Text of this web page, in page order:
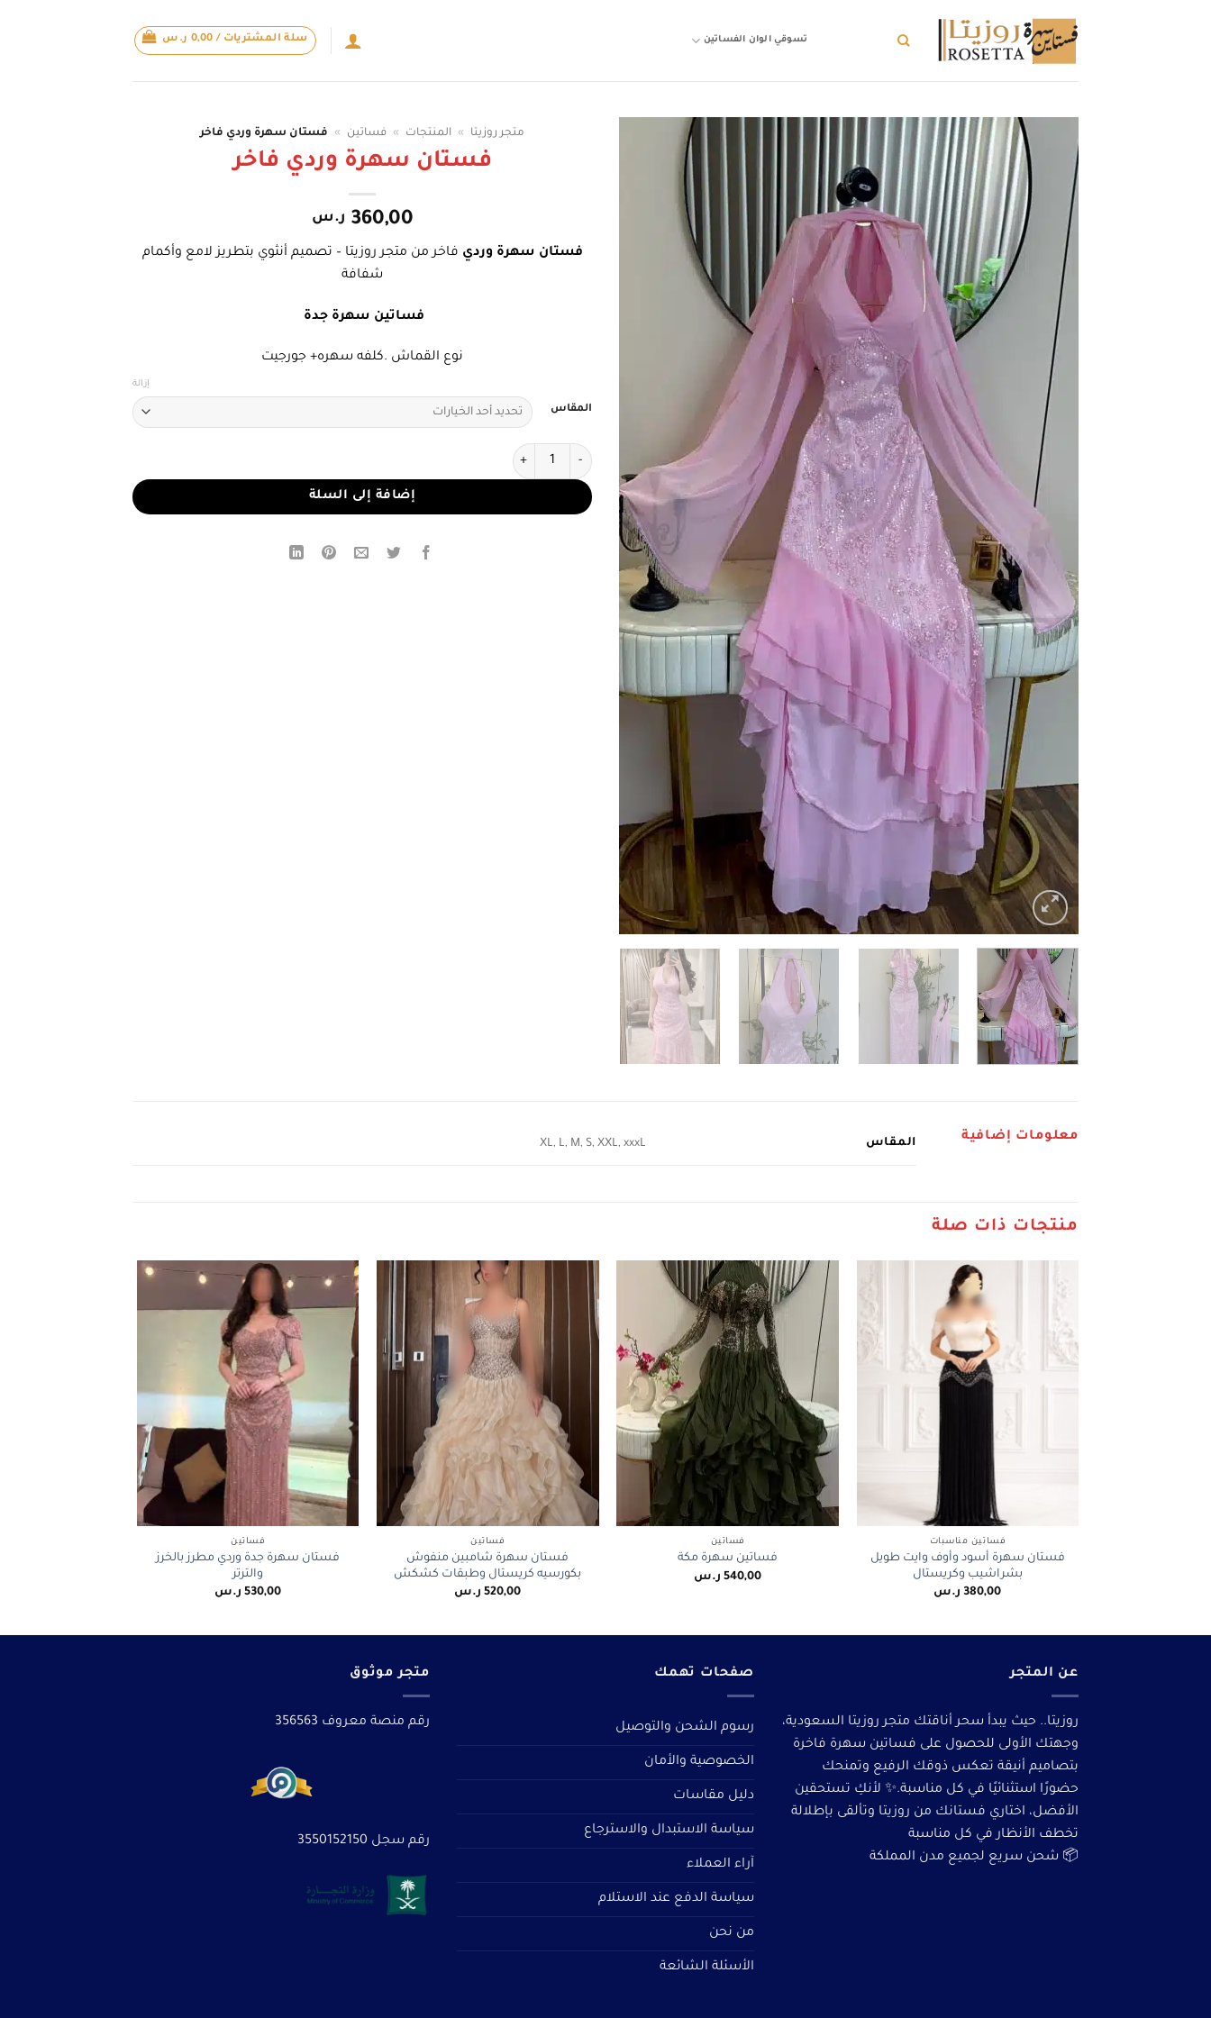
تسوقي الوان الفساتين سلة المشتريات / 0,00 ر.س
متجر روزيتا » المنتجات » فساتين » فستان سهرة وردي فاخر
فستان سهرة وردي فاخر
360,00 ر.س
فستان سهرة وردي فاخر من متجر روزيتا – تصميم أنثوي بتطريز لامع وأكمام
شفافة
فساتين سهرة جدة
نوع القماش .كلفه سهره+ جورجيت
المقاس
إزالة
كمية فستان سهرة وردي فاخر
إضافة إلى السلة
معلومات إضافية المقاس XL, L, M, S, XXL, xxxL
منتجات ذات صلة
فساتين مناسبات
فستان سهرة أسود وأوف وايت طويل
بشراشيب وكريستال
380,00 ر.س
فساتين
فساتين سهرة مكة
540,00 ر.س
+
فساتين
فستان سهرة شامبين منفوش
بكورسيه كريستال وطبقات كشكش
520,00 ر.س
فساتين
فستان سهرة جدة وردي مطرز بالخرز
والترتر
530,00 ر.س
عن المتجر
روزيتا.. حيث يبدأ سحر أناقتك متجر روزيتا السعودية،
وجهتك الأولى للحصول على فساتين سهرة فاخرة
بتصاميم أنيقة تعكس ذوقك الرفيع وتمنحك
حضورًا استثنائيًا في كل مناسبة.✨ لأنكِ تستحقين
الأفضل، اختاري فستانك من روزيتا وتألقى بإطلالة
تخطف الأنظار في كل مناسبة
📦 شحن سريع لجميع مدن المملكة
صفحات تهمك
رسوم الشحن والتوصيل
الخصوصية والأمان
دليل مقاسات
سياسة الاستبدال والاسترجاع
آراء العملاء
سياسة الدفع عند الاستلام
من نحن
الأسئلة الشائعة
متجر موثوق
رقم منصة معروف 356563
رقم سجل 3550152150